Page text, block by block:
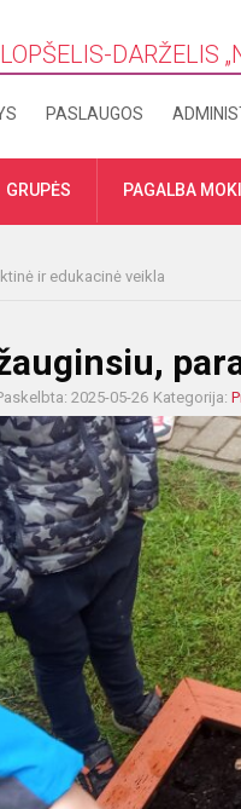
DARŽELIS
PASLAUGOS
GRUPĖS PAGALBA
ir edukacinė veikla
2025-05-26 Kategorija: